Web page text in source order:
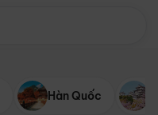
Hàn Quốc